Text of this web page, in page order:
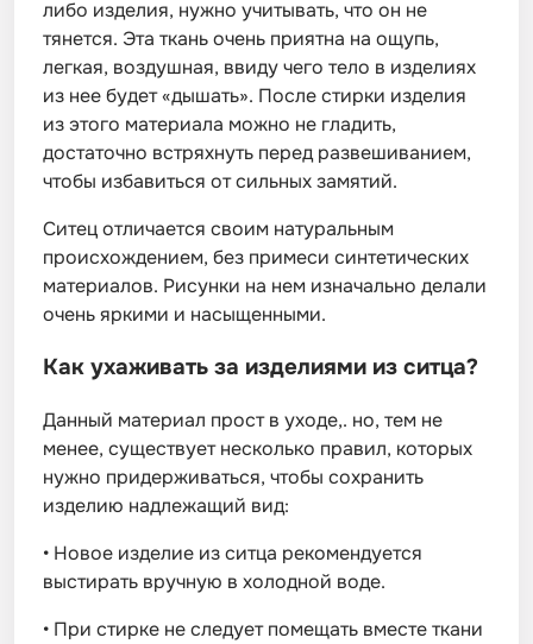
либо изделия, нужно учитывать, что он не
тянется. Эта ткань очень приятна на ощупь,
легкая, воздушная, ввиду чего тело в изделиях
из нее будет «дышать». После стирки изделия
из этого материала можно не гладить,
достаточно встряхнуть перед развешиванием,
чтобы избавиться от сильных замятий.
Ситец отличается своим натуральным
происхождением, без примеси синтетических
материалов. Рисунки на нем изначально делали
очень яркими и насыщенными.
Как ухаживать за изделиями из ситца?
Данный материал прост в уходе,. но, тем не
менее, существует несколько правил, которых
нужно придерживаться, чтобы сохранить
изделию надлежащий вид:
• Новое изделие из ситца рекомендуется
выстирать вручную в холодной воде.
• При стирке не следует помещать вместе ткани